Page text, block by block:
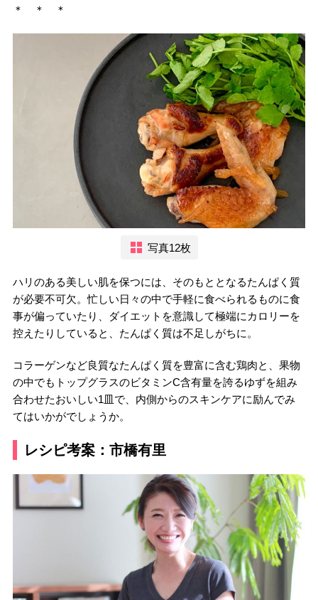
＊ ＊ ＊
写真12枚
ハリのある美しい肌を保つには、そのもととなるたんぱく質
が必要不可欠。忙しい日々の中で手軽に食べられるものに食
事が偏っていたり、ダイエットを意識して極端にカロリーを
控えたりしていると、たんぱく質は不足しがちに。
コラーゲンなど良質なたんぱく質を豊富に含む鶏肉と、果物
の中でもトップグラスのビタミンC含有量を誇るゆずを組み
合わせたおいしい1皿で、内側からのスキンケアに励んでみ
てはいかがでしょうか。
レシピ考案：市橋有里